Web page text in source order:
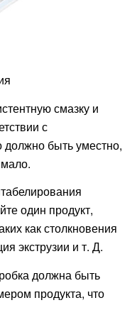
смазку и
с
должно быть уместно,
один продукт,
как столкновения
экструзии и т. Д.
должна быть
продукта, что